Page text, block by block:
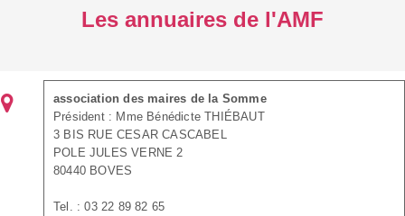
Les annuaires de l'AMF
association des maires de la Somme
Président : Mme Bénédicte THIÉBAUT
3 BIS RUE CESAR CASCABEL
POLE JULES VERNE 2
80440 BOVES
Tel. : 03 22 89 82 65